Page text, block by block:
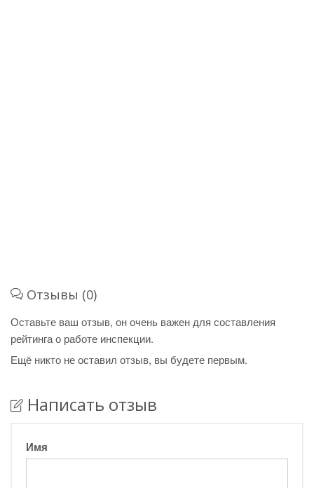
Отзывы (0)
Оставьте ваш отзыв, он очень важен для составления
рейтинга о работе инспекции.
Ещё никто не оставил отзыв, вы будете первым.
Написать отзыв
Имя